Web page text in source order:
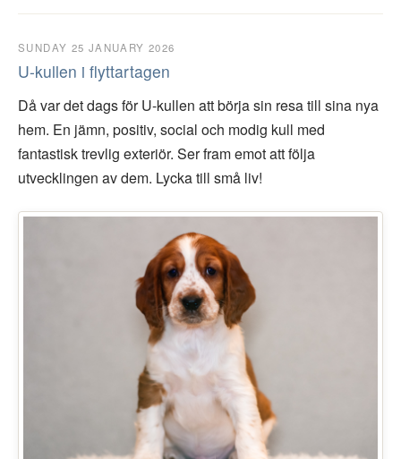
SUNDAY 25 JANUARY 2026
U-kullen i flyttartagen
Då var det dags för U-kullen att börja sin resa till sina nya
hem. En jämn, positiv, social och modig kull med
fantastisk trevlig exteriör. Ser fram emot att följa
utvecklingen av dem. Lycka till små liv!